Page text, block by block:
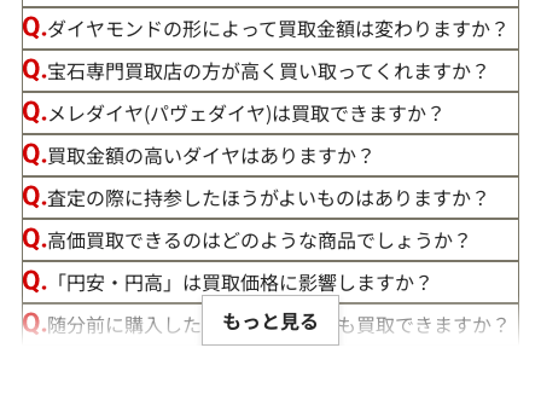
ダイヤモンドの形によって買取金額は変わりますか？
宝石専門買取店の方が高く買い取ってくれますか？
メレダイヤ(パヴェダイヤ)は買取できますか？
買取金額の高いダイヤはありますか？
査定の際に持参したほうがよいものはありますか？
高価買取できるのはどのような商品でしょうか？
「円安・円高」は買取価格に影響しますか？
随分前に購入したダイヤモンドでも買取できますか？
もっと見る